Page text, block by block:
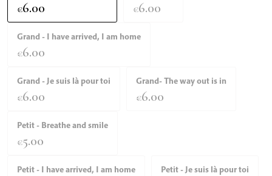
€6.00 €6.00
Grand - I have arrived, I am home
€6.00
Grand - Je suis là pour toi
€6.00
Grand- The way out is in
€6.00
Petit - Breathe and smile
€5.00
Petit - I have arrived, I am home Petit - Je suis là pour toi